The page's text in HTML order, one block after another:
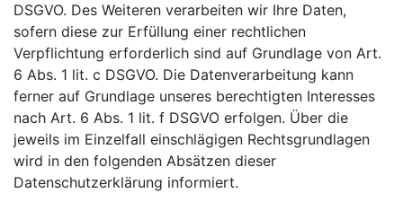
DSGVO. Des Weiteren verarbeiten wir Ihre Daten,
sofern diese zur Erfüllung einer rechtlichen
Verpflichtung erforderlich sind auf Grundlage von Art.
6 Abs. 1 lit. c DSGVO. Die Datenverarbeitung kann
ferner auf Grundlage unseres berechtigten Interesses
nach Art. 6 Abs. 1 lit. f DSGVO erfolgen. Über die
jeweils im Einzelfall einschlägigen Rechtsgrundlagen
wird in den folgenden Absätzen dieser
Datenschutzerklärung informiert.